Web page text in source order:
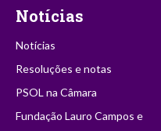
Notícias
Notícias
Resoluções e notas
PSOL na Câmara
Fundação Lauro Campos e